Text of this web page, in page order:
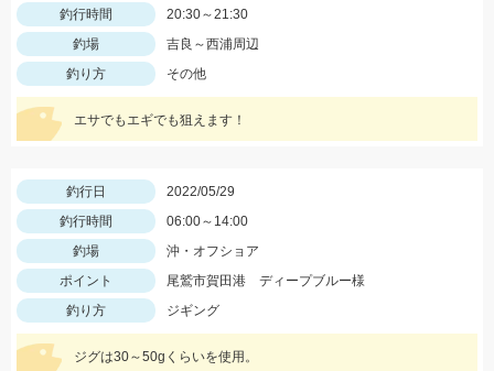
釣行時間
20:30～21:30
釣場
吉良～西浦周辺
釣り方
その他
エサでもエギでも狙えます！
釣行日
2022/05/29
釣行時間
06:00～14:00
釣場
沖・オフショア
ポイント
尾鷲市賀田港 ディープブルー様
釣り方
ジギング
ジグは30～50gくらいを使用。